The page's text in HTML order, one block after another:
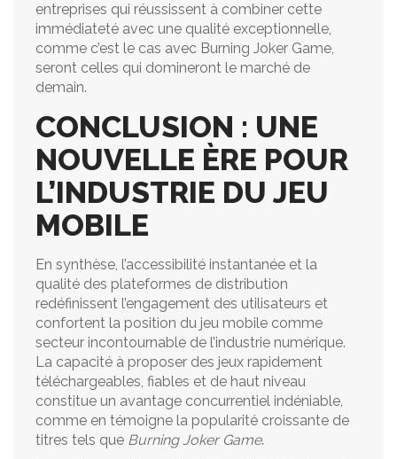
entreprises qui réussissent à combiner cette
immédiateté avec une qualité exceptionnelle,
comme c’est le cas avec Burning Joker Game,
seront celles qui domineront le marché de
demain.
CONCLUSION : UNE
NOUVELLE ÈRE POUR
L’INDUSTRIE DU JEU
MOBILE
En synthèse, l’accessibilité instantanée et la
qualité des plateformes de distribution
redéfinissent l’engagement des utilisateurs et
confortent la position du jeu mobile comme
secteur incontournable de l’industrie numérique.
La capacité à proposer des jeux rapidement
téléchargeables, fiables et de haut niveau
constitue un avantage concurrentiel indéniable,
comme en témoigne la popularité croissante de
titres tels que Burning Joker Game.